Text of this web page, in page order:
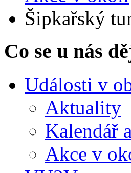
Šipkařský
Co se u nás
Události v
Aktuality
Kalendář
Akce v